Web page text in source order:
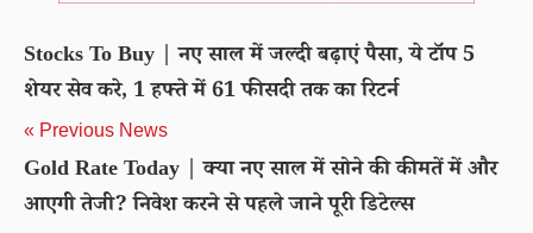
Stocks To Buy | नए साल में जल्दी बढ़ाएं पैसा, ये टॉप 5
शेयर सेव करे, 1 हफ्ते में 61 फीसदी तक का रिटर्न
« Previous News
Gold Rate Today | क्या नए साल में सोने की कीमतें में और
आएगी तेजी? निवेश करने से पहले जाने पूरी डिटेल्स